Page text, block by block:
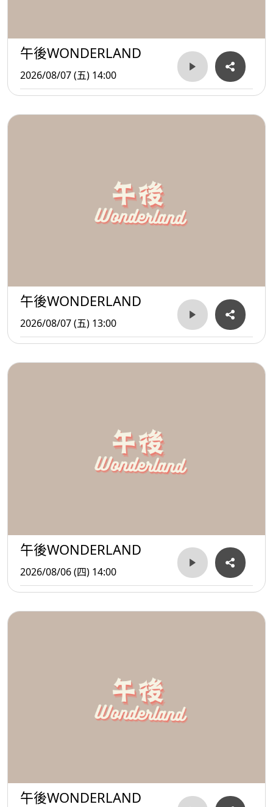
午後WONDERLAND
2026/08/07 (五) 14:00
午後WONDERLAND
2026/08/07 (五) 13:00
午後WONDERLAND
2026/08/06 (四) 14:00
午後WONDERLAND